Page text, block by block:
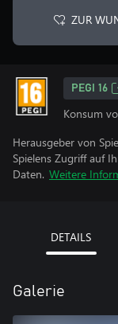
ZUR
PEGI 16
Konsum
Herausgeber von
Spielens Zugriff auf
Daten. Weitere
DETAILS
Galerie